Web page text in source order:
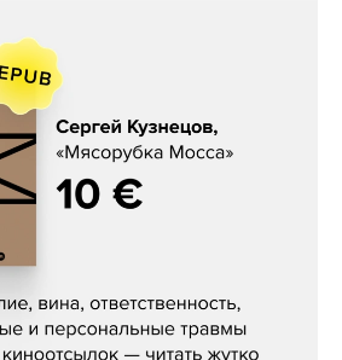
«Мясорубка